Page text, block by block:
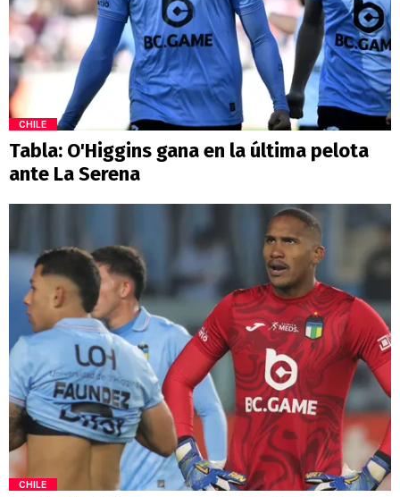
CHILE
Tabla: O'Higgins gana en la última pelota
ante La Serena
CHILE